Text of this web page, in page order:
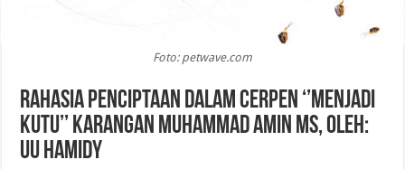
Foto: petwave.com
Rahasia Penciptaan dalam Cerpen ‘’Menjadi
Kutu’’ Karangan Muhammad Amin MS, Oleh:
UU Hamidy